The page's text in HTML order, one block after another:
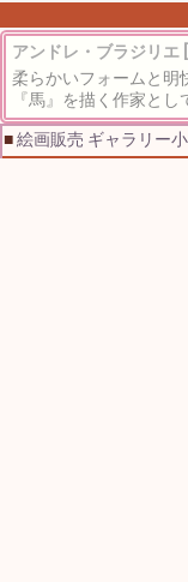
アンドレ・ブラジリエ
柔らかいフォームと明
『馬』を描く作家と
■絵画販売 ギャラリー